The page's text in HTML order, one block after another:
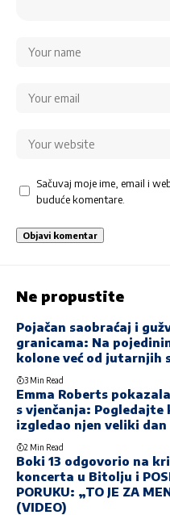
Sačuvaj moje ime, email i
buduće komentare.
Ne propustite
Pojačan saobraćaj i
granicama: Na
kolone već od jutarnjih
3 Min Read
Emma Roberts
s vjenčanja: Pogledajte
izgledao njen veliki dan
2 Min Read
Boki 13 odgovorio na
koncerta u Bitolju i
PORUKU: „TO JE ZA
(VIDEO)